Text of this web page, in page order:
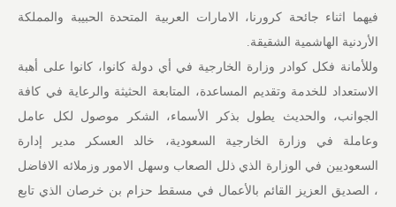
فيهما اثناء جائحة كرورنا، الامارات العربية المتحدة الحبيبة والمملكة
الأردنية الهاشمية الشقيقة.
وللأمانة فكل كوادر وزارة الخارجية في أي دولة كانوا، كانوا على أهبة
الاستعداد للخدمة وتقديم المساعدة، المتابعة الحثيثة والرعاية في كافة
الجوانب، والحديث يطول بذكر الأسماء، الشكر موصول لكل عامل
وعاملة في وزارة الخارجية السعودية، خالد العسكر مدير إدارة
السعوديين في الوزارة الذي ذلل الصعاب وسهل الامور وزملائه الافاضل
، الصديق العزيز القائم بالأعمال في مسقط حزام بن خرصان الذي تابع